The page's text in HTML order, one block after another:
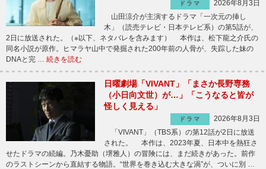
ドラマ
2026年8月3日
山田涼介が主演するドラマ「一次元の挿し
木」（読売テレビ・日本テレビ系）の第5話が、
2日に放送された。（※以下、ネタバレを含みます） 本作は、松下龍之介氏の
同名小説が原作。ヒマラヤ山中で発掘された200年前の人骨が、失踪した妹の
DNAと完 … 続きを読む
日曜劇場「VIVANT」「まさか長野専務
（小日向文世）が…」「こうなると皆が
怪しく見える」
ドラマ
2026年8月3日
「VIVANT」（TBS系）の第12話が2日に放送
された。 本作は、2023年夏、日本中を熱狂さ
せたドラマの続編。乃木憂助（堺雅人）の冒険には、まだ続きがあった。前作
のラストシーンから直結する物語。“世界を巻き込む大きな渦”が、ついに別 …